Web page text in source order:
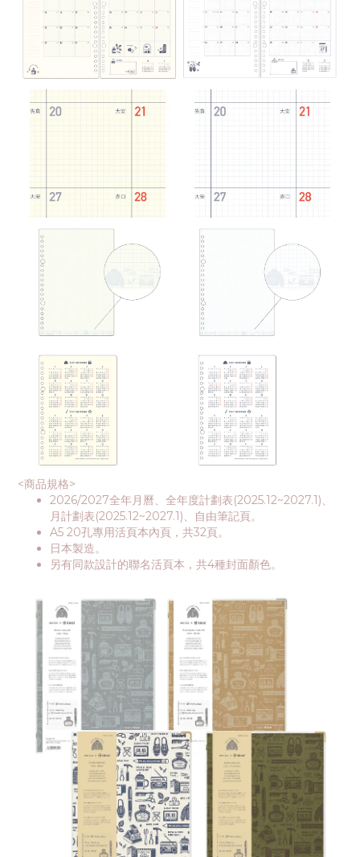
<商品規格>
2026/2027全年月曆、全年度計劃表(2025.12~2027.1)、
月計劃表(2025.12~2027.1)、自由筆記頁。
A5 20孔專用活頁本內頁，共32頁。
日本製造。
另有同款設計的聯名活頁本，共4種封面顏色。